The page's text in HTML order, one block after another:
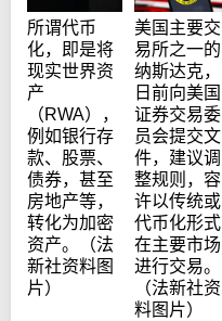
所谓代币
化，即是将
现实世界资
产
（RWA），
例如银行存
款、股票、
债券，甚至
房地产等，
转化为加密
资产。（法
新社资料图
片）
美国主要交
易所之一的
纳斯达克，
日前向美国
证券交易委
员会提交文
件，建议调
整规则，容
许以传统或
代币化形式
在主要市场
进行交易。
（法新社资
料图片）